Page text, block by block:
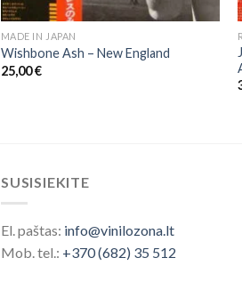
MADE IN JAPAN
Wishbone Ash ‎– New England
25,00€
SUSISIEKITE
El. paštas: info@vinilozona.lt
Mob. tel.: +370 (682) 35 512